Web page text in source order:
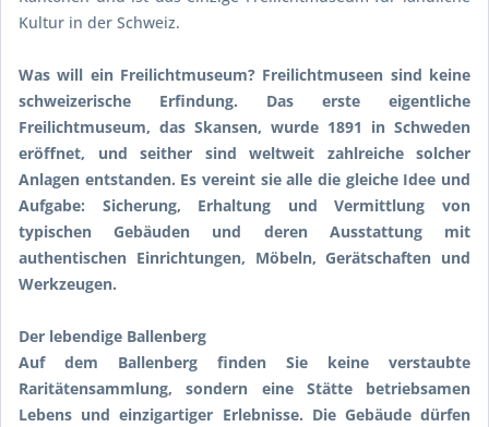
Kultur in der Schweiz.
Was will ein Freilichtmuseum? Freilichtmuseen sind keine
schweizerische Erfindung. Das erste eigentliche
Freilichtmuseum, das Skansen, wurde 1891 in Schweden
eröffnet, und seither sind weltweit zahlreiche solcher
Anlagen entstanden. Es vereint sie alle die gleiche Idee und
Aufgabe: Sicherung, Erhaltung und Vermittlung von
typischen Gebäuden und deren Ausstattung mit
authentischen Einrichtungen, Möbeln, Gerätschaften und
Werkzeugen.
Der lebendige Ballenberg
Auf dem Ballenberg finden Sie keine verstaubte
Raritätensammlung, sondern eine Stätte betriebsamen
Lebens und einzigartiger Erlebnisse. Die Gebäude dürfen